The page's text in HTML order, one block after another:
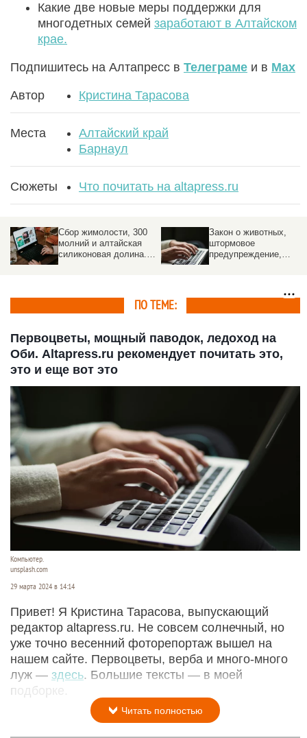
Какие две новые меры поддержки для
многодетных семей заработают в Алтайском
крае.
Подпишитесь на Алтапресс в Телеграме и в Max
Автор Кристина Тарасова
Места
Алтайский край
Барнаул
Сюжеты Что почитать на altapress.ru
Сбор жимолости, 300
молний и алтайская
силиконовая долина.
Закон о животных,
штормовое
предупреждение,
это, это и еще вот это
ПО ТЕМЕ:
Первоцветы, мощный паводок, ледоход на
Оби. Altapress.ru рекомендует почитать это,
это и еще вот это
Компьютер.
unsplash.com
29 марта 2024 в 14:14
Привет! Я Кристина Тарасова, выпускающий
редактор altapress.ru. Не совсем солнечный, но
уже точно весенний фоторепортаж вышел на
нашем сайте. Первоцветы, верба и много-много
луж — здесь. Большие тексты — в моей
подборке.
Читать полностью